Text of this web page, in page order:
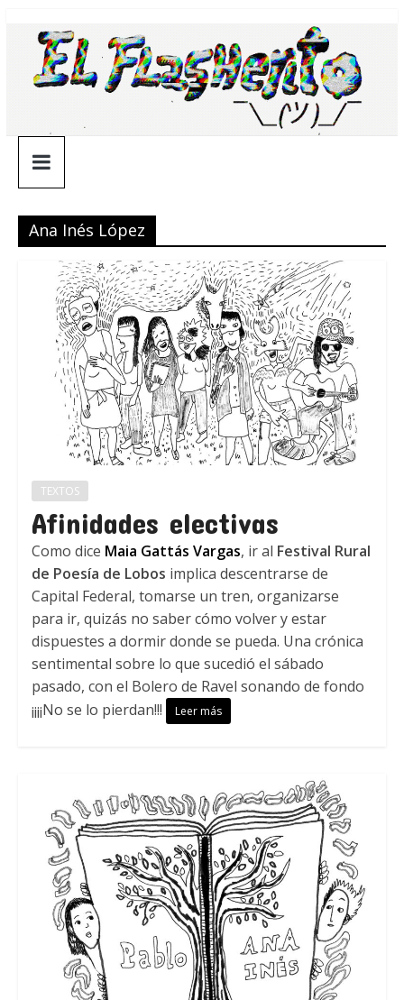
contenido
¯\_(ツ)_/
¯
Ana Inés López
TEXTOS
Afinidades electivas
Como dice Maia Gattás Vargas, ir al Festival Rural
de Poesía de Lobos implica descentrarse de
Capital Federal, tomarse un tren, organizarse
para ir, quizás no saber cómo volver y estar
dispuestes a dormir donde se pueda. Una crónica
sentimental sobre lo que sucedió el sábado
pasado, con el Bolero de Ravel sonando de fondo
¡¡¡¡No se lo pierdan!!!
Leer más